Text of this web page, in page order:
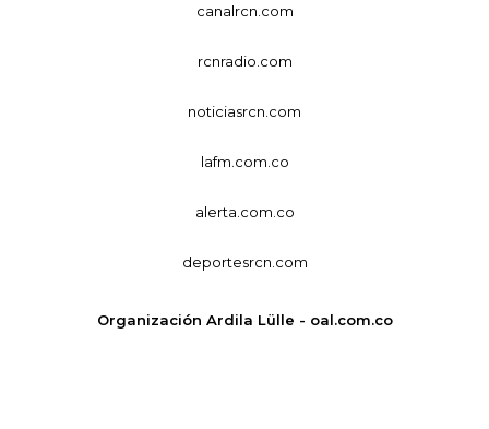
canalrcn.com
rcnradio.com
noticiasrcn.com
lafm.com.co
alerta.com.co
deportesrcn.com
Organización Ardila Lülle - oal.com.co